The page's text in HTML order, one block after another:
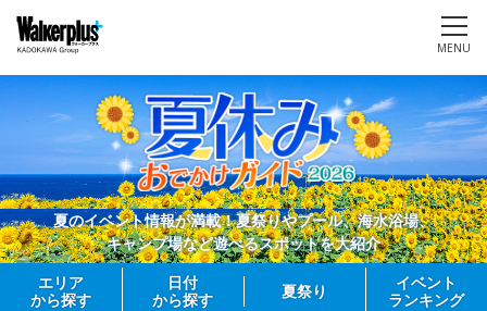
MENU
夏のイベント情報が満載！夏祭りやプール、海水浴場、
キャンプ場など遊べるスポットを大紹介
エリア
から探す
日付
から探す
夏祭り
イベント
ランキング